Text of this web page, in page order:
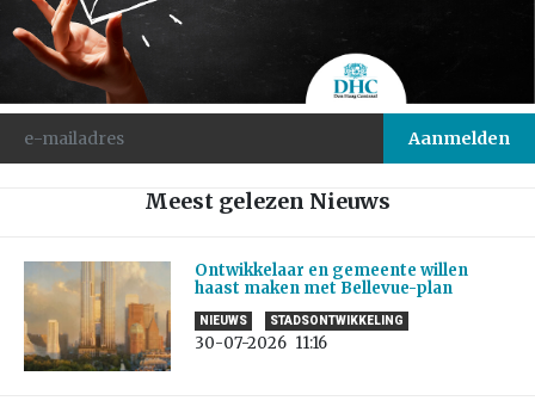
Meest gelezen Nieuws
Ontwikkelaar en gemeente willen
haast maken met Bellevue-plan
NIEUWS STADSONTWIKKELING
30-07-2026 11:16